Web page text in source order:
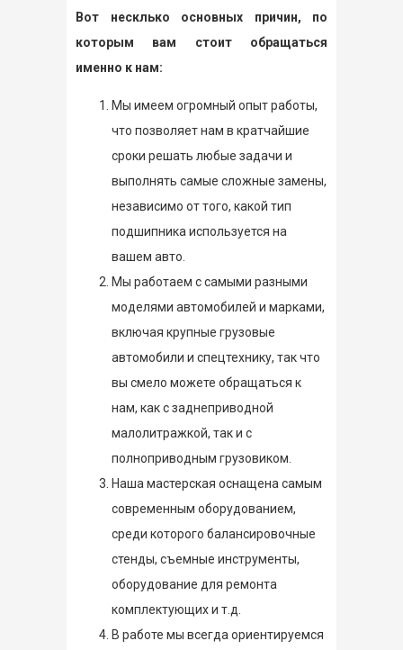
Вот несклько основных причин, по
которым вам стоит обращаться
именно к нам:
Мы имеем огромный опыт работы,
что позволяет нам в кратчайшие
сроки решать любые задачи и
выполнять самые сложные замены,
независимо от того, какой тип
подшипника используется на
вашем авто.
Мы работаем с самыми разными
моделями автомобилей и марками,
включая крупные грузовые
автомобили и спецтехнику, так что
вы смело можете обращаться к
нам, как с заднеприводной
малолитражкой, так и с
полноприводным грузовиком.
Наша мастерская оснащена самым
современным оборудованием,
среди которого балансировочные
стенды, съемные инструменты,
оборудование для ремонта
комплектующих и т.д.
В работе мы всегда ориентируемся